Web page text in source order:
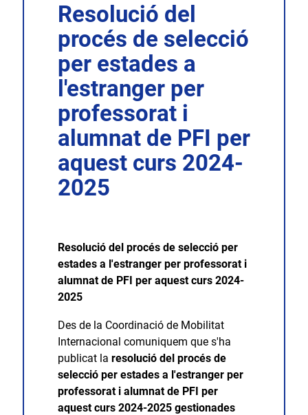
Resolució del
procés de selecció
per estades a
l'estranger per
professorat i
alumnat de PFI per
aquest curs 2024-
2025
Resolució del procés de selecció per
estades a l'estranger per professorat i
alumnat de PFI per aquest curs 2024-
2025
Des de la Coordinació de Mobilitat
Internacional comuniquem que s'ha
publicat la resolució del procés de
selecció per estades a l'estranger per
professorat i alumnat de PFI per
aquest curs 2024-2025 gestionades